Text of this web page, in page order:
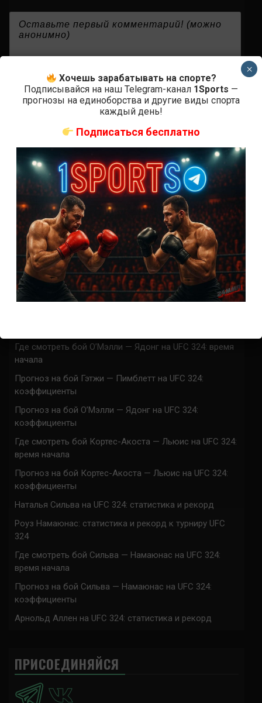
КОММЕНТАРИЕВ
СВЕЖИЕ ЗАПИСИ
ACA 200 прямая трансляция
Марафон боев UFC 325 прямая трансляция
UFC 324 прямая трансляция
Марафон боев UFC 324 прямая трансляция
Где смотреть бой О’Мэлли — Ядонг на UFC 324: время
начала
Прогноз на бой Гэтжи — Пимблетт на UFC 324:
коэффициенты
Прогноз на бой О’Мэлли — Ядонг на UFC 324:
коэффициенты
Где смотреть бой Кортес-Акоста — Льюис на UFC 324:
время начала
Прогноз на бой Кортес-Акоста — Льюис на UFC 324:
коэффициенты
Наталья Сильва на UFC 324: статистика и рекорд
Роуз Намаюнас: статистика и рекорд к турниру UFC
324
Где смотреть бой Сильва — Намаюнас на UFC 324:
время начала
Прогноз на бой Сильва — Намаюнас на UFC 324:
коэффициенты
Арнольд Аллен на UFC 324: статистика и рекорд
ПРИСОЕДИНЯЙСЯ
Хочешь зарабатывать на спорте?
Подписывайся на наш Telegram-канал 1Sports —
прогнозы на единоборства и другие виды спорта
каждый день!
Подписаться бесплатно
×